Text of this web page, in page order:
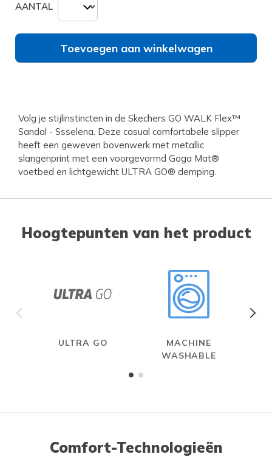
AANTAL
Toevoegen aan winkelwagen
Volg je stijlinstincten in de Skechers GO WALK Flex™
Sandal - Ssselena. Deze casual comfortabele slipper
heeft een geweven bovenwerk met metallic
slangenprint met een voorgevormd Goga Mat®
voetbed en lichtgewicht ULTRA GO® demping.
Hoogtepunten van het product
ULTRA GO
MACHINE
WASHABLE
Comfort-Technologieën